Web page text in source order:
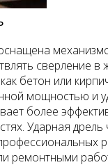
сверление в
бетон или
мощностью и
более
Ударная дрель
ремонтными